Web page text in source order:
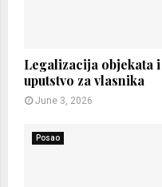
Legalizacija objekata
uputstvo za vlasnika
June 3, 2026
Posao